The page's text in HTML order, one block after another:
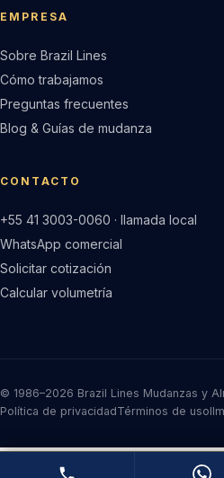
EMPRESA
Sobre Brazil Lines
Cómo trabajamos
Preguntas frecuentes
Blog & Guías de mudanza
CONTACTO
+55 41 3003-0060 · llamada local
WhatsApp comercial
Solicitar cotización
Calcular volumetría
© 1986–2026 Brazil Lines Mudanzas y
Política de privacidadTérminos de uso